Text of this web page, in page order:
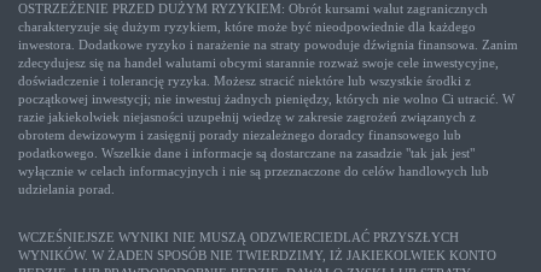
OSTRZEŻENIE PRZED DUŻYM RYZYKIEM: Obrót kursami walut zagranicznych
charakteryzuje się dużym ryzykiem, które może być nieodpowiednie dla każdego
inwestora. Dodatkowe ryzyko i narażenie na straty powoduje dźwignia finansowa. Zanim
zdecydujesz się na handel walutami obcymi starannie rozważ swoje cele inwestycyjne,
doświadczenie i tolerancję ryzyka. Możesz stracić niektóre lub wszystkie środki z
początkowej inwestycji; nie inwestuj żadnych pieniędzy, których nie wolno Ci utracić. W
razie jakiekolwiek niejasności uzupełnij wiedzę w zakresie zagrożeń związanych z
obrotem dewizowym i zasięgnij porady niezależnego doradcy finansowego lub
podatkowego. Wszelkie dane i informacje są dostarczane na zasadzie "tak jak jest"
wyłącznie w celach informacyjnych i nie są przeznaczone do celów handlowych lub
udzielania porad.
WCZEŚNIEJSZE WYNIKI NIE MUSZĄ ODZWIERCIEDLAĆ PRZYSZŁYCH
WYNIKÓW. W ŻADEN SPOSÓB NIE TWIERDZIMY, IŻ JAKIEKOLWIEK KONTO